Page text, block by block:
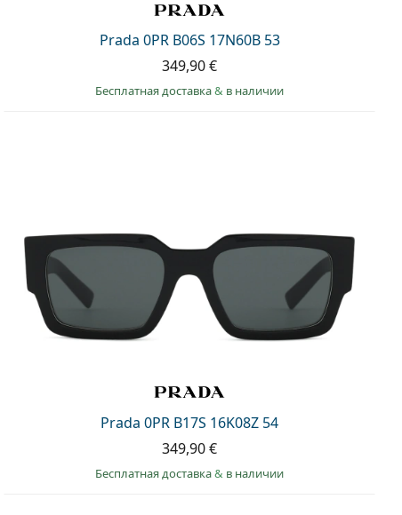
Prada 0PR B06S 17N60B 53
349,90 €
Бесплатная доставка& в наличии
Prada 0PR B17S 16K08Z 54
349,90 €
Бесплатная доставка& в наличии